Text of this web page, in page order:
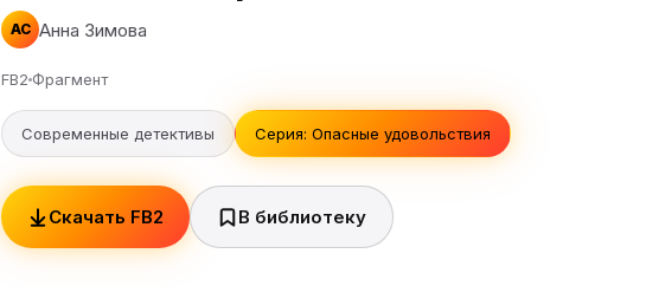
АС Анна Зимова
FB2 Фрагмент
Современные детективы Серия: Опасные удовольствия
Скачать FB2 В библиотеку